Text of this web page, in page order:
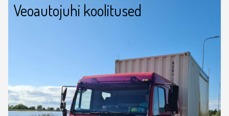
Veoautojuhi koolitused